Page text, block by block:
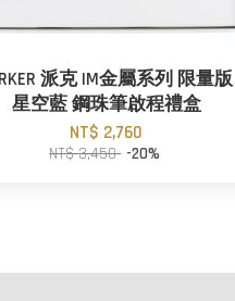
派克 IM金屬系列 限量版
星空藍 鋼珠筆啟程禮盒
NT$ 2,760
NT$ 3,450 -20%